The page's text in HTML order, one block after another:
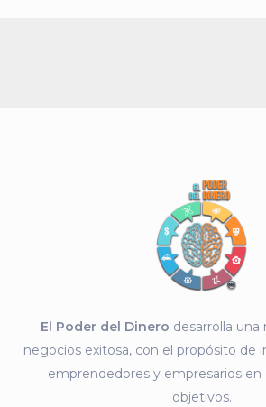
El Poder del Dinero desarrolla
negocios exitosa, con el propósito de
emprendedores y empresarios en
objetivos.